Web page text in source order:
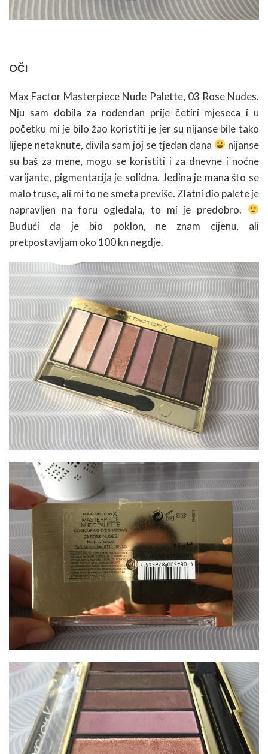
OČI
Max Factor Masterpiece Nude Palette, 03 Rose Nudes.
Nju sam dobila za rođendan prije četiri mjeseca i u
početku mi je bilo žao koristiti je jer su nijanse bile tako
lijepe netaknute, divila sam joj se tjedan dana
nijanse
su baš za mene, mogu se koristiti i za dnevne i noćne
varijante, pigmentacija je solidna. Jedina je mana što se
malo truse, ali mi to ne smeta previše. Zlatni dio palete je
napravljen na foru ogledala, to mi je predobro.
Budući da je bio poklon, ne znam cijenu, ali
pretpostavljam oko 100 kn negdje.